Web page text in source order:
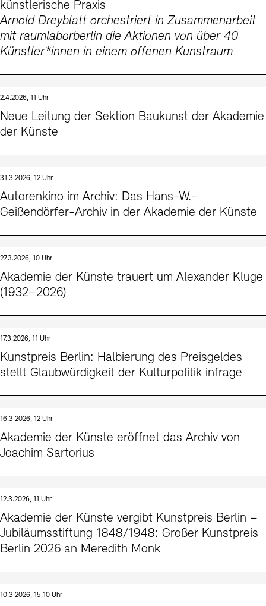
künstlerische Praxis
Arnold Dreyblatt orchestriert in Zusammenarbeit
mit raumlaborberlin die Aktionen von über 40
Künstler*innen in einem offenen Kunstraum
2.4.2026, 11 Uhr
Neue Leitung der Sektion Baukunst der Akademie
der Künste
31.3.2026, 12 Uhr
Autorenkino im Archiv: Das Hans-W.-
Geißendörfer-Archiv in der Akademie der Künste
27.3.2026, 10 Uhr
Akademie der Künste trauert um Alexander Kluge
(1932–2026)
17.3.2026, 11 Uhr
Kunstpreis Berlin: Halbierung des Preisgeldes
stellt Glaubwürdigkeit der Kulturpolitik infrage
16.3.2026, 12 Uhr
Akademie der Künste eröffnet das Archiv von
Joachim Sartorius
12.3.2026, 11 Uhr
Akademie der Künste vergibt Kunstpreis Berlin –
Jubiläumsstiftung 1848/1948: Großer Kunstpreis
Berlin 2026 an Meredith Monk
10.3.2026, 15.10 Uhr